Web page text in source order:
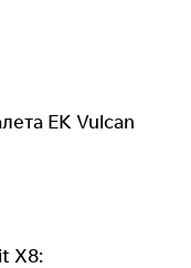
EK Vulcan
X8: